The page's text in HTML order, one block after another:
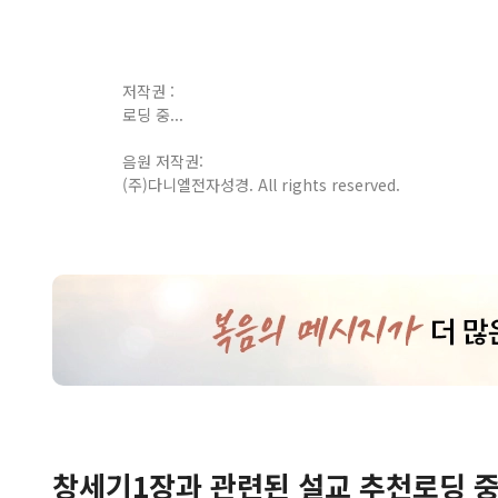
저작권 :
로딩 중...
음원 저작권:
(주)다니엘전자성경. All rights reserved.
창세기1장과 관련된 설교 추천로딩